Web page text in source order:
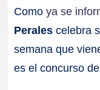
Comoya se
Perales celebra
semana que
es el concurso